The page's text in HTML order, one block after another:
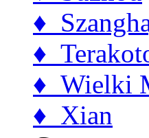
♦
♦
♦ Wielki
♦ Xian